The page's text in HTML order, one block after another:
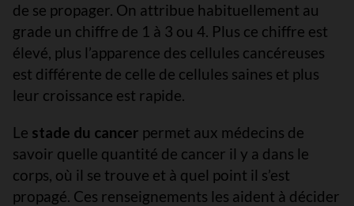
de se propager. On attribue habituellement au
grade un chiffre de 1 à 3 ou 4. Plus ce chiffre est
élevé, plus l’apparence des cellules cancéreuses
est différente de celle de cellules saines et plus
leur croissance est rapide.
Le stade du cancer permet aux médecins de
savoir quelle quantité de cancer il y a dans le
corps, où il se trouve et à quel point il s’est
propagé. Ces renseignements les aident à décider